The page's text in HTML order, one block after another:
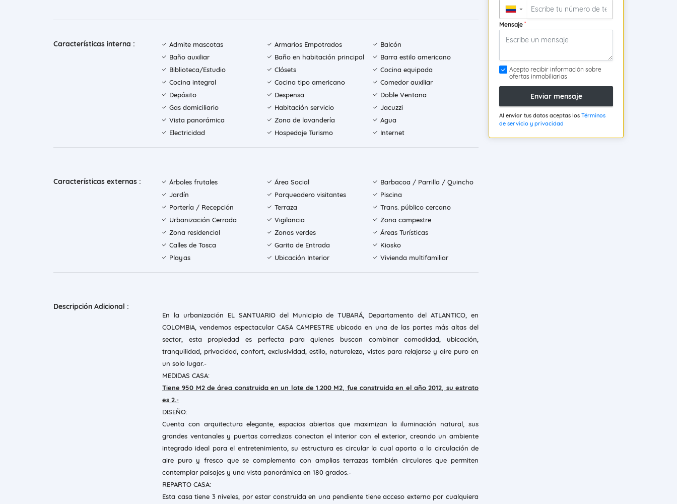
Características interna : Admite mascotas Armarios Empotrados
Balcón
Baño auxiliar
Baño en habitación principal
Barra estilo americano
Biblioteca/Estudio
Clósets
Cocina equipada
Cocina integral
Cocina tipo americano
Comedor auxiliar
Depósito
Despensa
Doble Ventana
Gas domiciliario
Habitación servicio
Jacuzzi
Vista panorámica
Zona de lavandería
Agua
Electricidad
Hospedaje Turismo Internet
Características externas : Árboles frutales Área Social
Barbacoa / Parrilla / Quincho
Jardín
Parqueadero visitantes
Piscina
Portería / Recepción
Terraza
Trans. público cercano
Urbanización Cerrada
Vigilancia
Zona campestre
Zona residencial
Zonas verdes
Áreas Turísticas
Calles de Tosca
Garita de Entrada
Kiosko
Playas
Ubicación Interior Vivienda multifamiliar
Descripción Adicional :
En la urbanización EL SANTUARIO del Municipio de TUBARÁ, Departamento del ATLANTICO, en
COLOMBIA, vendemos espectacular CASA CAMPESTRE ubicada en una de las partes más altas del
sector, esta propiedad es perfecta para quienes buscan combinar comodidad, ubicación,
tranquilidad, privacidad, confort, exclusividad, estilo, naturaleza, vistas para relajarse y aire puro en
un solo lugar.-
MEDIDAS CASA:
Tiene 950 M2 de área construida en un lote de 1.200 M2, fue construida en el año 2012, su estrato
es 2.-
DISEÑO:
Cuenta con arquitectura elegante, espacios abiertos que maximizan la iluminación natural, sus
grandes ventanales y puertas corredizas conectan el interior con el exterior, creando un ambiente
integrado ideal para el entretenimiento, su estructura es circular la cual aporta a la circulación de
aire puro y fresco que se complementa con amplias terrazas también circulares que permiten
contemplar paisajes y una vista panorámica en 180 grados.-
REPARTO CASA:
Esta casa tiene 3 niveles, por estar construida en una pendiente tiene acceso externo por cualquiera
▼
Mensaje *
Acepto recibir información sobre
ofertas inmobiliarias
Enviar mensaje
Al enviar tus datos aceptas los Términos
de servicio y privacidad